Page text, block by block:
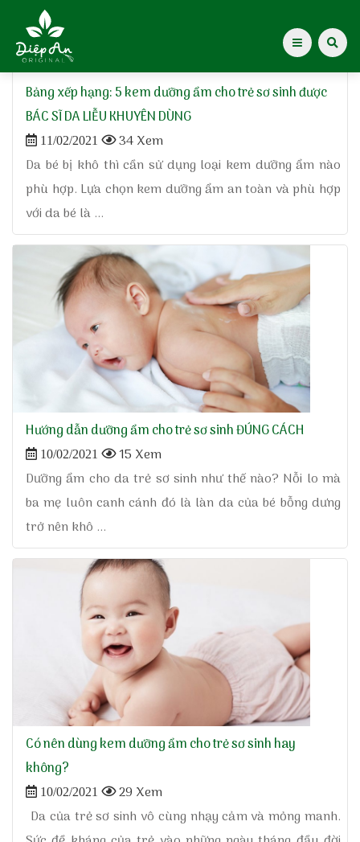
Giới thiệu Dược Khoa
Giới thiệu
Kiến thức cho mẹ
Tạp chí Diệp An Nhi
Điểm mua hàng
Home»
Bảng xếp hạng: 5 kem dưỡng ẩm cho trẻ sơ sinh được
BÁC SĨ DA LIỄU KHUYÊN DÙNG
11/02/2021
34 Xem
Da bé bị khô thì cần sử dụng loại kem dưỡng ẩm nào
phù hợp. Lựa chọn kem dưỡng ẩm an toàn và phù hợp
với da bé là ...
Hướng dẫn dưỡng ẩm cho trẻ sơ sinh ĐÚNG CÁCH
10/02/2021
15 Xem
Dưỡng ẩm cho da trẻ sơ sinh như thế nào? Nỗi lo mà
ba mẹ luôn canh cánh đó là làn da của bé bỗng dưng
trở nên khô ...
Có nên dùng kem dưỡng ẩm cho trẻ sơ sinh hay
không?
10/02/2021
29 Xem
Da của trẻ sơ sinh vô cùng nhạy cảm và mỏng manh.